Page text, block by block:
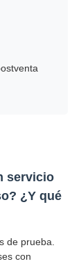
servicio
¿Y qué
de prueba.
con